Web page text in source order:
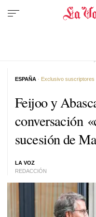
Feijoo y
conversación
sucesión de
LA VOZ
REDACCIÓN
ESPAÑA · Exclusivo suscriptores